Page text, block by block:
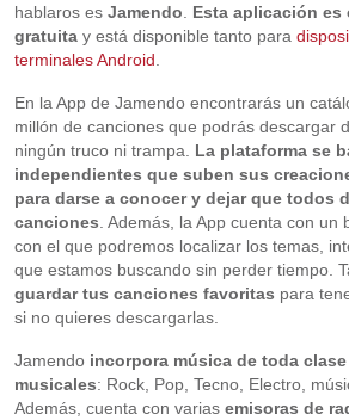
hablaros es Jamendo
Esta aplicación es
gratuitay está disponible tanto para
terminales Android
En la App de Jamendo encontrarás un
millón de canciones que podrás descargar
ningún truco ni trampa. La plataforma se
independientes que suben sus
para darse a conocer y dejar que todos
canciones . Además, la App cuenta con un
con el que podremos localizar los temas,
que estamos buscando sin perder tiempo.
guardar tus canciones favoritas para
si no quieres descargarlas.
Jamendo incorpora música de toda
musicales: Rock, Pop, Tecno, Electro,
Además, cuenta con variasemisoras de